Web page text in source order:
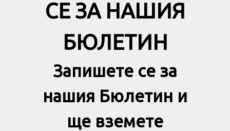
СЕ ЗА НАШИЯ
БЮЛЕТИН
Запишете се за
нашия Бюлетин и
ще вземете